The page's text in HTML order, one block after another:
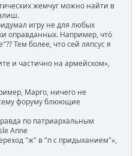
жемчуг можно найти в
игру не для любых
оправданных. Например, чтó
Тем более, что сей ляпсус я
и частично на армейском»,
Марго, ничего не
форуму блюющие
по патриархальным
Anne
"ж" в "п с придыханием"»,